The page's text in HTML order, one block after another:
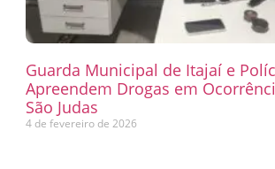
Guarda Municipal de Itajaí e
Apreendem Drogas em
São Judas
4 de fevereiro de 2026